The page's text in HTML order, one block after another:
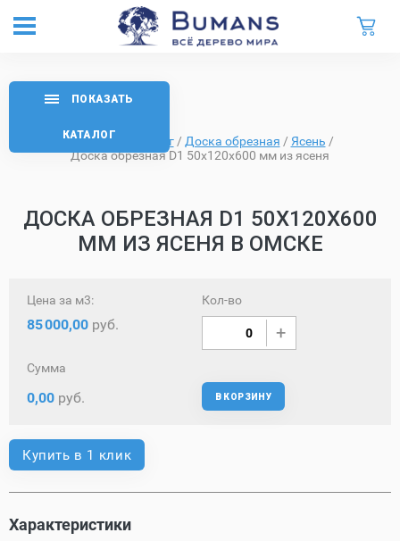
Главная Каталог / Доска обрезная / Ясень /
Доска обрезная D1 50х120х600 мм из ясеня
ДОСКА ОБРЕЗНАЯ D1 50Х120Х600
ММ ИЗ ЯСЕНЯ В ОМСКЕ
ПОКАЗАТЬ
КАТАЛОГ
Цена за м3:
85000,00 руб.
Кол-во
Сумма
0,00 руб. В КОРЗИНУ
Купить в 1 клик
Характеристики